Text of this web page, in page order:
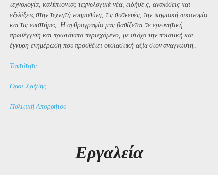
τεχνολογία, καλύπτοντας τεχνολογικά νέα, ειδήσεις, αναλύσεις και
εξελίξεις στην τεχνητή νοημοσύνη, τις συσκευές, την ψηφιακή οικονομία
και τις επιστήμες. Η αρθρογραφία μας βασίζεται σε ερευνητική
προσέγγιση και πρωτότυπο περιεχόμενο, με στόχο την ποιοτική και
έγκυρη ενημέρωση που προσθέτει ουσιαστική αξία στον αναγνώστη..
Ταυτότητα
Όροι Χρήσης
Πολιτική Απορρήτου
Εργαλεία